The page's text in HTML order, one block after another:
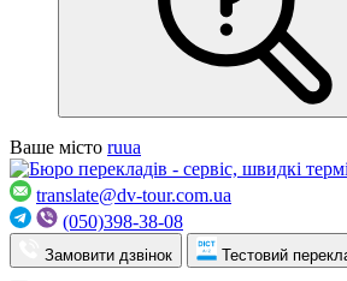
Ваше місто ruua
translate@dv-tour.com.ua
(050)398-38-08
Замовити дзвінок Тестовий